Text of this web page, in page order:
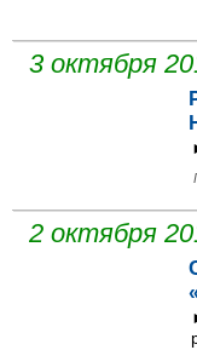
3 октября
2 октября